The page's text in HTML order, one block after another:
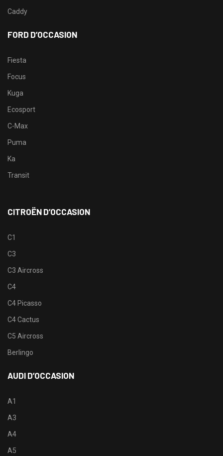
Caddy
FORD D’OCCASION
Fiesta
Focus
Kuga
Ecosport
C-Max
Puma
Ka
Transit
CITROËN D’OCCASION
C1
C3
C3 Aircross
C4
C4 Picasso
C4 Cactus
C5 Aircross
Berlingo
AUDI D’OCCASION
A1
A3
A4
A5